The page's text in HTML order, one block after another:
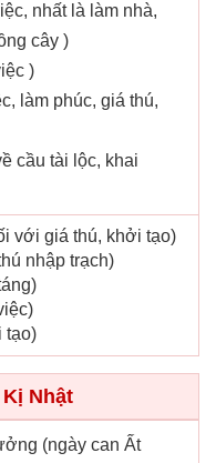
nhất là làm nhà,
cây )
)
làm phúc, giá thú,
cầu tài lộc, khai
với giá thú, khởi tạo)
nhập trạch)
tạo)
Nhật
(ngày can Ất